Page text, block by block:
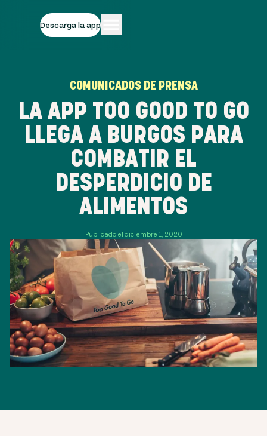
Descarga la app
COMUNICADOS DE PRENSA
LA APP TOO GOOD TO GO
LLEGA A BURGOS PARA
COMBATIR EL
DESPERDICIO DE
ALIMENTOS
Publicado el diciembre 1, 2020